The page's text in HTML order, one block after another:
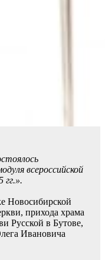
всероссийской
гг.».
Новосибирской
прихода храма
Русской в Бутове,
Ивановича